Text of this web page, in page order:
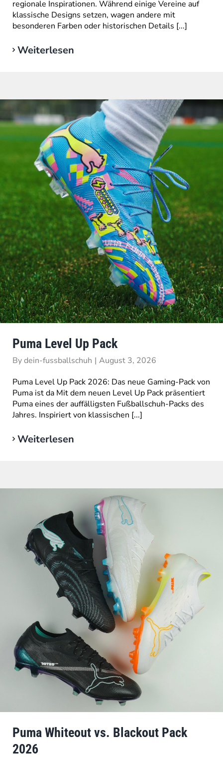
regionale Inspirationen. Während einige Vereine auf
klassische Designs setzen, wagen andere mit
besonderen Farben oder historischen Details [...]
Weiterlesen
Puma Level Up Pack
Bydein-fussballschuh | August 3, 2026
Puma Level Up Pack 2026: Das neue Gaming-Pack von
Puma ist da Mit dem neuen Level Up Pack präsentiert
Puma eines der auffälligsten Fußballschuh-Packs des
Jahres. Inspiriert von klassischen [...]
Weiterlesen
Puma Whiteout vs. Blackout Pack
2026